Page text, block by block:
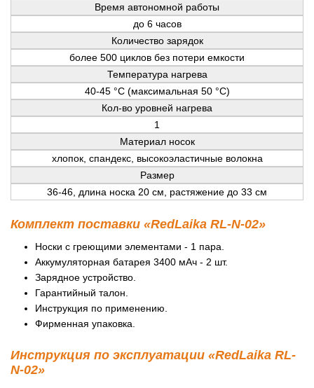
Время автономной работы
до 6 часов
Количество зарядок
более 500 циклов без потери емкости
Температура нагрева
40-45 °C (максимальная 50 °C)
Кол-во уровней нагрева
1
Материал носок
хлопок, спандекс, высокоэластичные волокна
Размер
36-46, длина носка 20 см, растяжение до 33 см
Комплект поставки «RedLaika RL-N-02»
Носки с греющими элементами - 1 пара.
Аккумуляторная батарея 3400 мАч - 2 шт.
Зарядное устройство.
Гарантийный талон.
Инструкция по применению.
Фирменная упаковка.
Инструкция по эксплуатации «RedLaika RL-
N-02»